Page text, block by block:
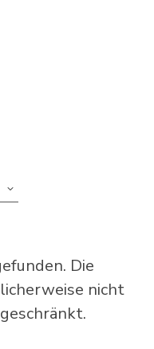
Die
nicht